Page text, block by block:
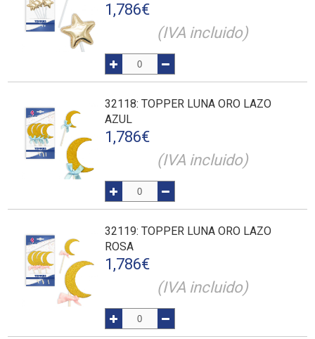
1,786€
(IVA incluido)
32118: TOPPER LUNA ORO LAZO
AZUL
1,786€
(IVA incluido)
32119: TOPPER LUNA ORO LAZO
ROSA
1,786€
(IVA incluido)